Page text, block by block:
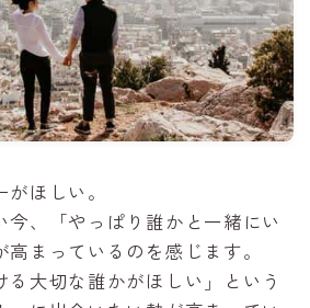
ほしい。
今、「やっぱり誰かと一緒にい
まっているのを感じます。
る大切な誰かがほしい」という